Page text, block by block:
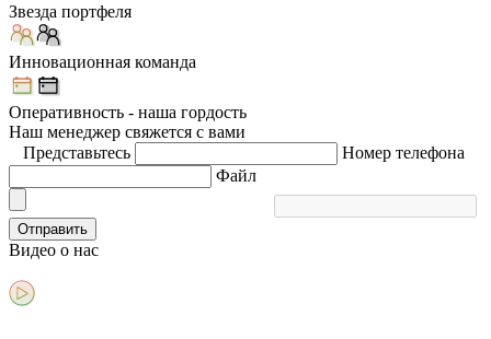
Звезда портфеля
Инновационная команда
Оперативность - наша гордость
Наш менеджер свяжется с вами
Представьтесь
Номер телефона
Файл
Отправить
Видео о нас